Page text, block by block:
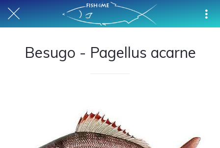
Besugo - Pagellus acarne